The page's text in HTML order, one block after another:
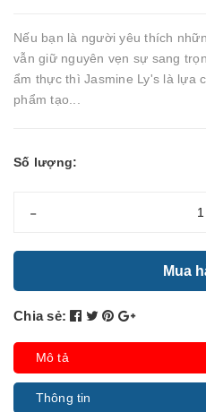
Nếu bạn là người yêu thích
vẫn giữ nguyên vẹn sự sang
ẩm thực thì Jasmine Ly's là lựa
phẩm tạo...
Số lượng:
-
Mua
Chia sẻ:
Mô tả
Thông tin